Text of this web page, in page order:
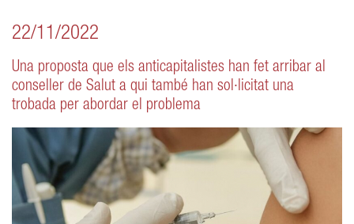
22/11/2022
Una proposta que els anticapitalistes han fet arribar al
conseller de Salut a qui també han sol·licitat una
trobada per abordar el problema